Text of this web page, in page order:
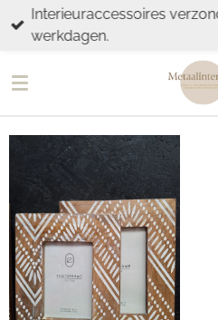
Ga
direct
de
Interieuraccessoires
werkdagen.